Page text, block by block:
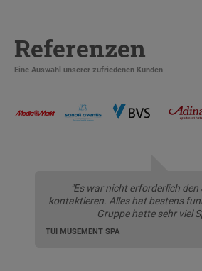
Referenzen
Eine Auswahl unserer zufriedenen Kunden
"Es war nicht erforderlich den
kontaktieren. Alles hat bestens
Gruppe hatte sehr viel
TUI MUSEMENT SPA